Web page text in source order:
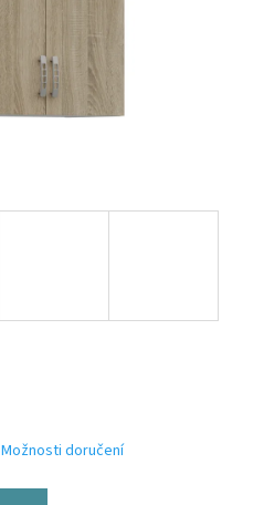
Možnosti doručení